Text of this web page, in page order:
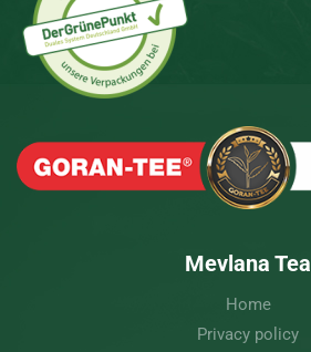
Mevlana Tea
Home
Privacy policy